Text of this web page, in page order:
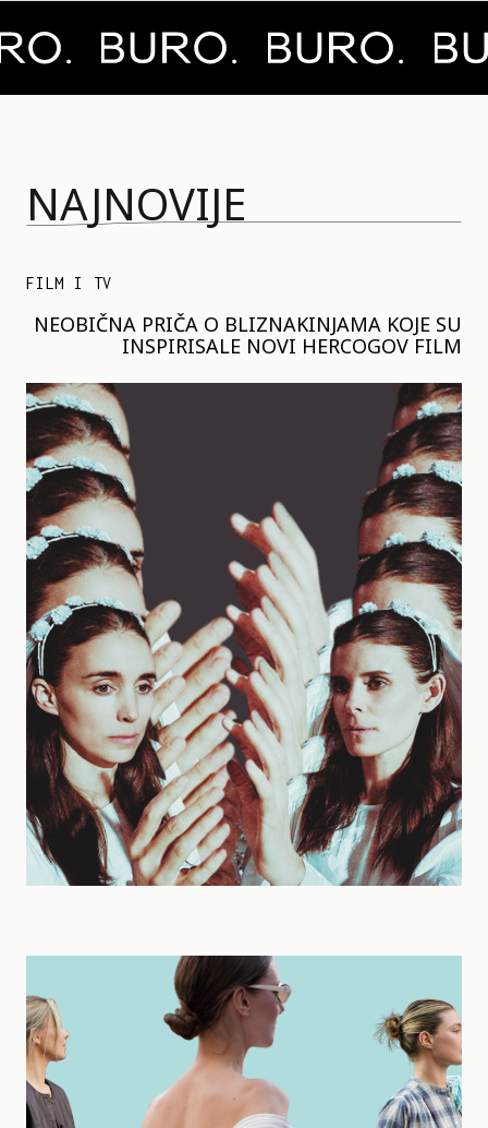
NAJNOVIJE
FILM I TV
NEOBIČNA PRIČA O BLIZNAKINJAMA KOJE SU
INSPIRISALE NOVI HERCOGOV FILM